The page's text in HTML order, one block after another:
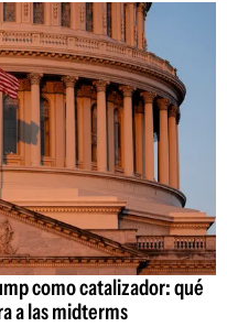
como catalizador: qué
a las midterms